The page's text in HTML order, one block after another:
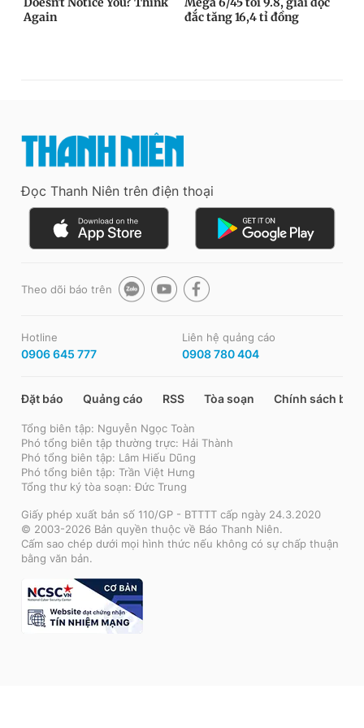
Đọc Thanh Niên trên điện thoại
Theo dõi báo trên
Hotline
0906 645 777
Liên hệ quảng cáo
0908 780 404
Đặt báo Quảng cáo RSS Tòa soạn Chính sách bảo
Tổng biên tập: Nguyễn Ngọc Toàn
Phó tổng biên tập thường trực: Hải Thành
Phó tổng biên tập: Lâm Hiếu Dũng
Phó tổng biên tập: Trần Việt Hưng
Tổng thư ký tòa soạn: Đức Trung
Giấy phép xuất bản số 110/GP - BTTTT cấp ngày 24.3.2020
© 2003-2026 Bản quyền thuộc về Báo Thanh Niên.
Cấm sao chép dưới mọi hình thức nếu không có sự chấp thuận
bằng văn bản.